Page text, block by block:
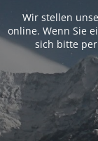
Wir stellen
online. Wenn Sie
sich bitte